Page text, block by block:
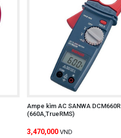
Ampe kìm AC SANWA DCM660R
(660A,TrueRMS)
3,470,000 VND